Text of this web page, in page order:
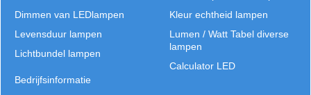
Kleur echtheid lampen
Lumen / Watt Tabel diverse
lampen
Calculator LED
Dimmen van LEDlampen
Levensduur lampen
Lichtbundel lampen
Bedrijfsinformatie